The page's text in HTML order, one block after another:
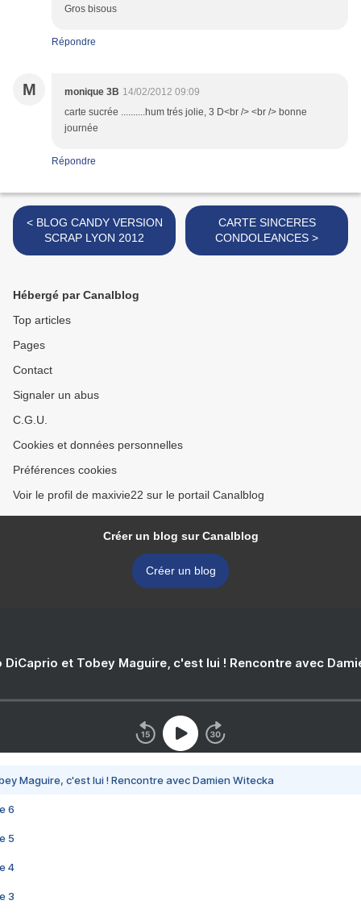
Gros bisous
Répondre
M monique 3B 14/02/2012 09:09
carte sucrée ..........hum trés jolie, 3 D<br /> <br /> bonne
journée
Répondre
< BLOG CANDY VERSION
SCRAP LYON 2012
CARTE SINCERES
CONDOLEANCES >
Hébergé par Canalblog
Top articles
Pages
Contact
Signaler un abus
C.G.U.
Cookies et données personnelles
Préférences cookies
Voir le profil de maxivie22 sur le portail Canalblog
Créer un blog sur Canalblog
Créer un blog
DiCaprio et Tobey Maguire, c'est lui ! Rencontre avec
Maguire, c'est lui ! Rencontre avec Damien Witecka
6
5
4
3